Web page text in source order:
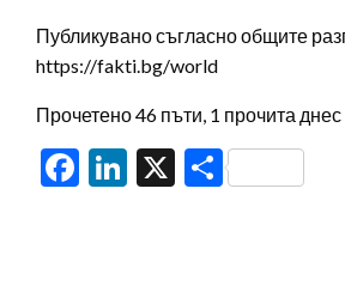
Публикувано съгласно общите
https://fakti.bg/world
Прочетено 46 пъти, 1 прочита днес
Facebook
LinkedIn
X Share